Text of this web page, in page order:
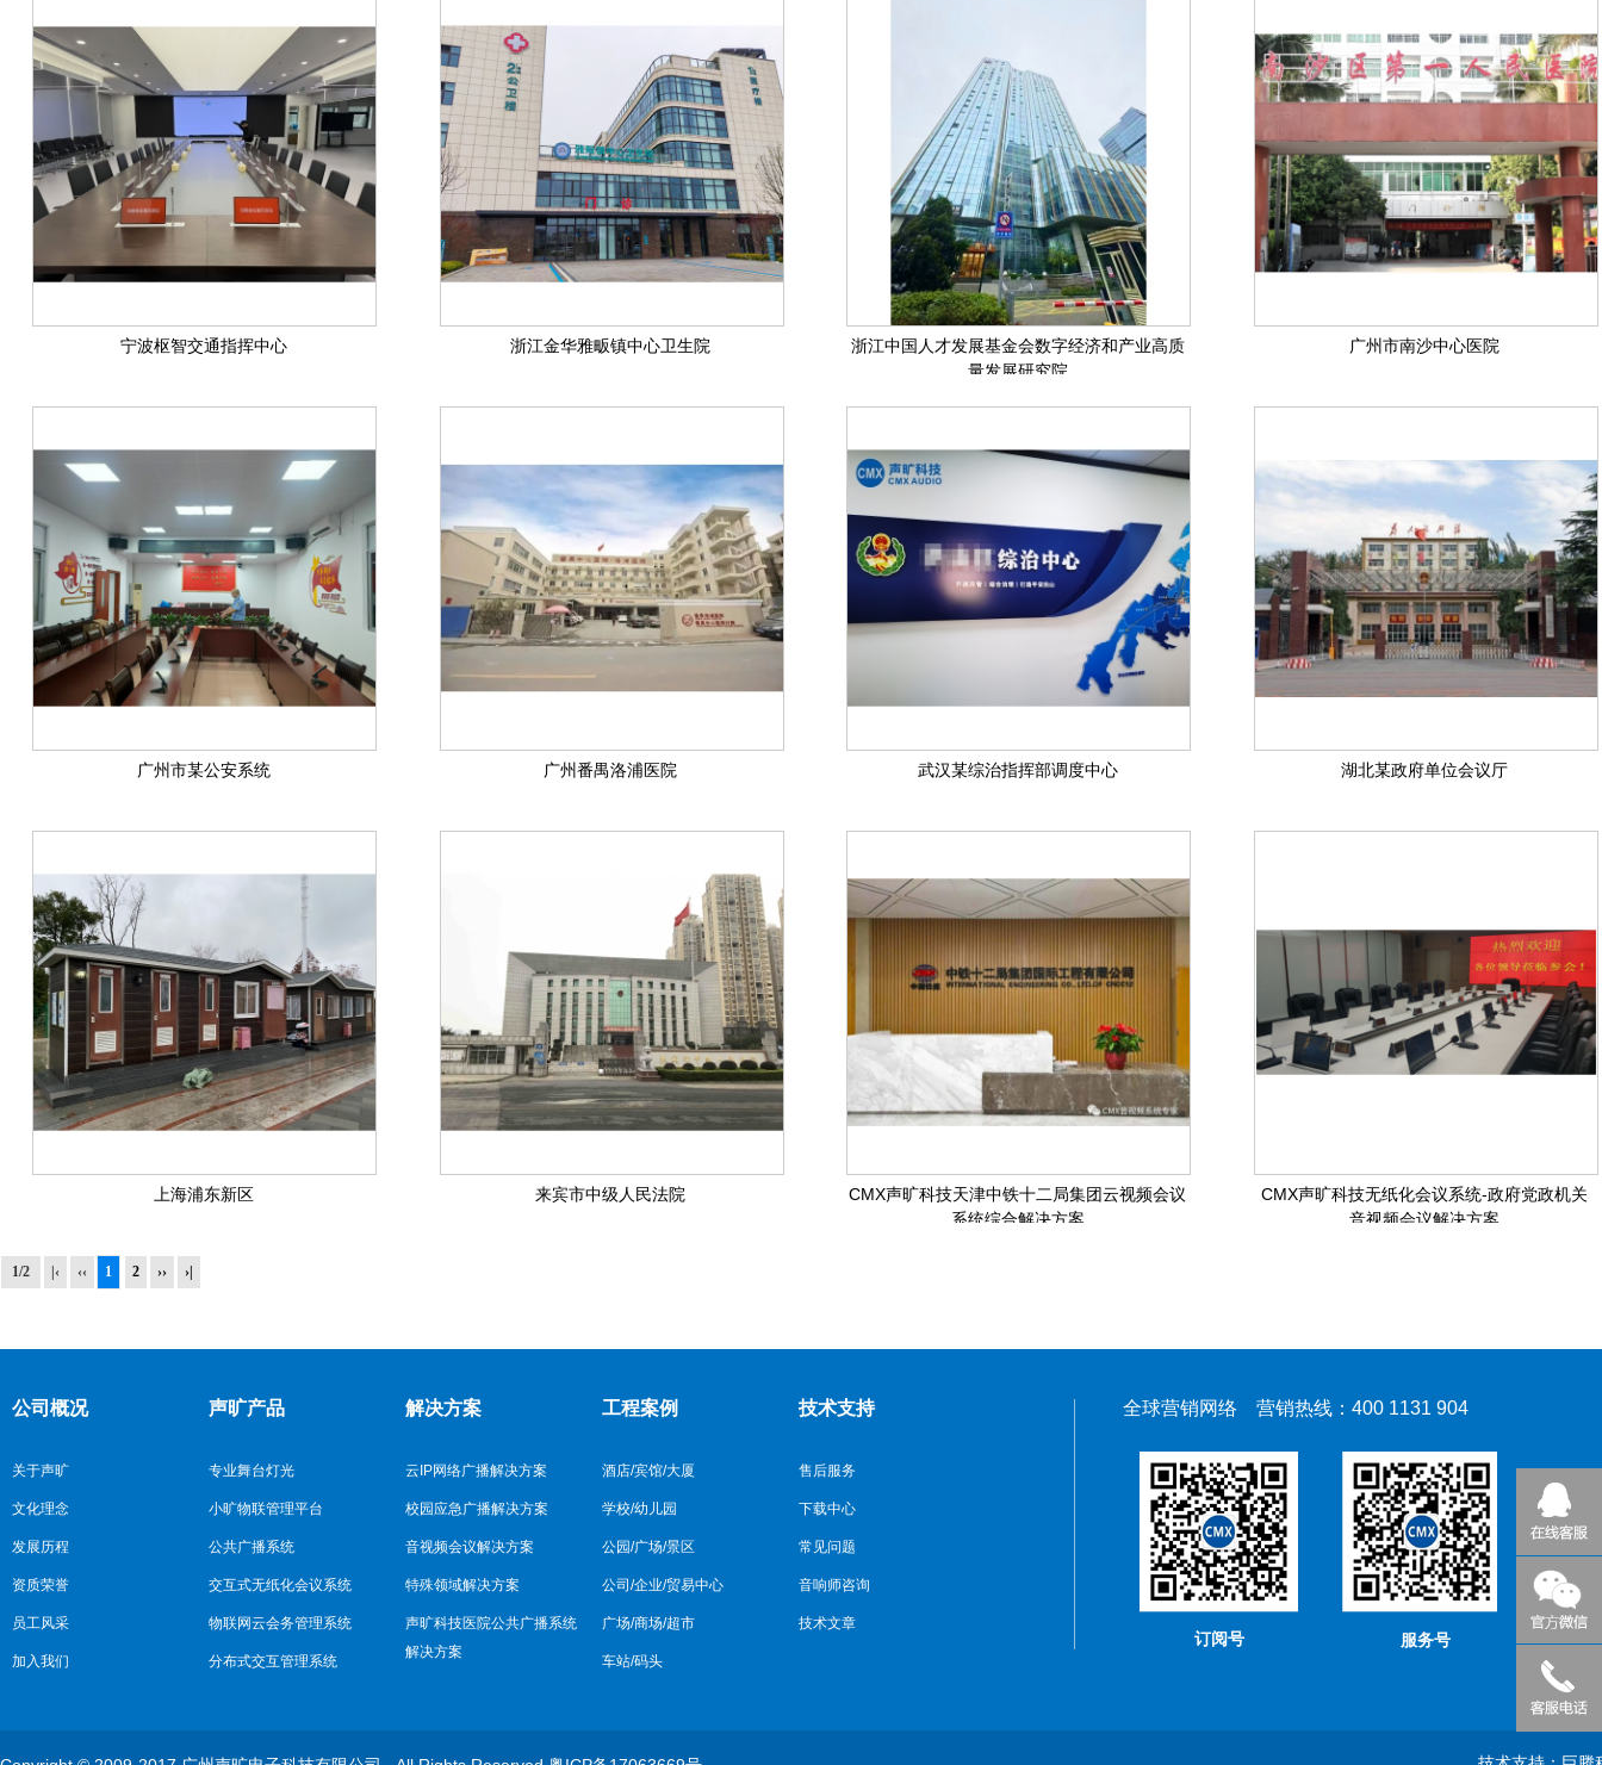
宁波枢智交通指挥中心 浙江金华雅畈镇中心卫生院
浙江中国人才发展基金会数字经济和产业高质
量发展研究院
广州市南沙中心医院
广州市某公安系统 广州番禺洛浦医院 武汉某综治指挥部调度中心 湖北某政府单位会议厅
上海浦东新区 来宾市中级人民法院
CMX声旷科技天津中铁十二局集团云视频会议
系统综合解决方案
CMX声旷科技无纸化会议系统-政府党政机关
音视频会议解决方案
1/2 |‹ ‹‹ 1 2 ›› ›|
公司概况
关于声旷
文化理念
发展历程
资质荣誉
员工风采
加入我们
声旷产品
专业舞台灯光
小旷物联管理平台
公共广播系统
交互式无纸化会议系统
物联网云会务管理系统
分布式交互管理系统
解决方案
云IP网络广播解决方案
校园应急广播解决方案
音视频会议解决方案
特殊领域解决方案
声旷科技医院公共广播系统
解决方案
工程案例
酒店/宾馆/大厦
学校/幼儿园
公园/广场/景区
公司/企业/贸易中心
广场/商场/超市
车站/码头
技术支持
售后服务
下载中心
常见问题
音响师咨询
技术文章
全球营销网络 营销热线：400 1131 904
订阅号 服务号